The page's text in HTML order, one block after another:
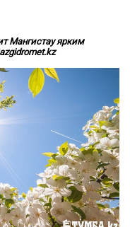
Мангистау ярким